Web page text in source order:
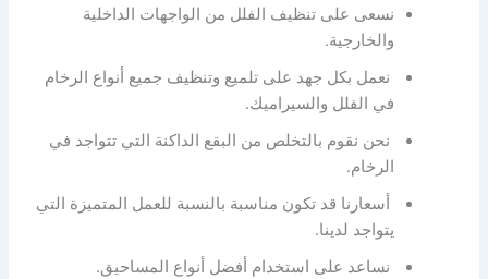
نسعى على تنظيف الفلل من الواجهات الداخلية
والخارجية.
نعمل بكل جهد على تلميع وتنظيف جميع أنواع الرخام
في الفلل والسيراميك.
نحن نقوم بالتخلص من البقع الداكنة التي تتواجد في
الرخام.
أسعارنا قد تكون مناسبة بالنسبة للعمل المتميزة التي
يتواجد لدينا.
نساعد على استخدام أفضل أنواع المساحيق.